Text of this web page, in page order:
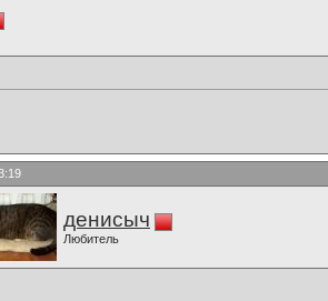
денисыч
Любитель